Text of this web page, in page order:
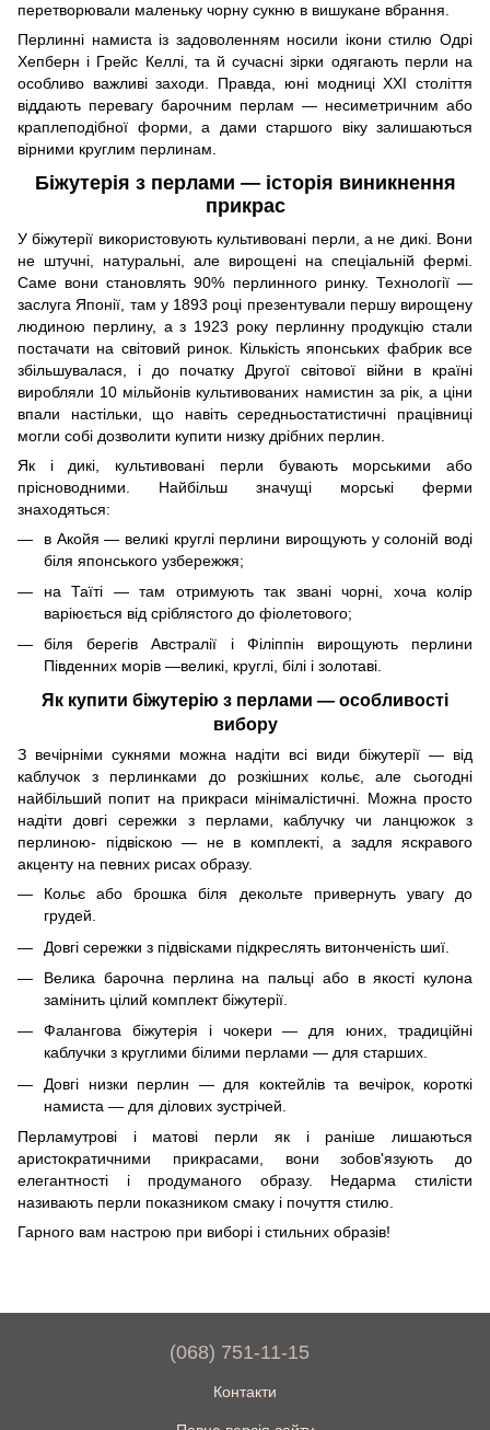
перетворювали маленьку чорну сукню в вишукане вбрання.
Перлинні намиста із задоволенням носили ікони стилю Одрі
Хепберн і Грейс Келлі, та й сучасні зірки одягають перли на
особливо важливі заходи. Правда, юні модниці ХХI століття
віддають перевагу барочним перлам — несиметричним або
краплеподібної форми, а дами старшого віку залишаються
вірними круглим перлинам.
Біжутерія з перлами — історія виникнення
прикрас
У біжутерії використовують культивовані перли, а не дикі. Вони
не штучні, натуральні, але вирощені на спеціальній фермі.
Саме вони становлять 90% перлинного ринку. Технології —
заслуга Японії, там у 1893 році презентували першу вирощену
людиною перлину, а з 1923 року перлинну продукцію стали
постачати на світовий ринок. Кількість японських фабрик все
збільшувалася, і до початку Другої світової війни в країні
виробляли 10 мільйонів культивованих намистин за рік, а ціни
впали настільки, що навіть середньостатистичні працівниці
могли собі дозволити купити низку дрібних перлин.
Як і дикі, культивовані перли бувають морськими або
прісноводними. Найбільш значущі морські ферми
знаходяться:
в Акойя — великі круглі перлини вирощують у солоній воді
біля японського узбережжя;
на Таїті — там отримують так звані чорні, хоча колір
варіюється від сріблястого до фіолетового;
біля берегів Австралії і Філіппін вирощують перлини
Південних морів —великі, круглі, білі і золотаві.
Як купити біжутерію з перлами — особливості
вибору
З вечірніми сукнями можна надіти всі види біжутерії — від
каблучок з перлинками до розкішних кольє, але сьогодні
найбільший попит на прикраси мінімалістичні. Можна просто
надіти довгі сережки з перлами, каблучку чи ланцюжок з
перлиною- підвіскою — не в комплекті, а задля яскравого
акценту на певних рисах образу.
Кольє або брошка біля декольте привернуть увагу до
грудей.
Довгі сережки з підвісками підкреслять витонченість шиї.
Велика барочна перлина на пальці або в якості кулона
замінить цілий комплект біжутерії.
Фалангова біжутерія і чокери — для юних, традиційні
каблучки з круглими білими перлами — для старших.
Довгі низки перлин — для коктейлів та вечірок, короткі
намиста — для ділових зустрічей.
Перламутрові і матові перли як і раніше лишаються
аристократичними прикрасами, вони зобов'язують до
елегантності і продуманого образу. Недарма стилісти
називають перли показником смаку і почуття стилю.
Гарного вам настрою при виборі і стильних образів!
(068) 751-11-15
Контакти